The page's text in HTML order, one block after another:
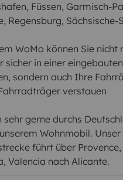
Füssen, Garmisch-
Regensburg, Sächsische-
WoMo können Sie nicht
sicher in einer
sondern auch Ihre
verstauen
sehr gerne durchs
Wohnmobil. Unser
führt über
Valencia nach Alicante.